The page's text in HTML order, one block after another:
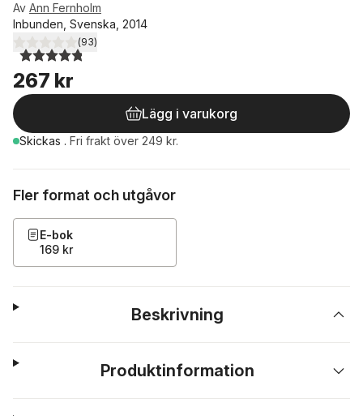
Av Ann Fernholm
Inbunden, Svenska, 2014
4,8utav 5 stjärnor. Totalt antal röster:
(93)
267 kr
Lägg i varukorg
Skickas . Fri frakt över 249 kr.
Fler format och utgåvor
E-bok
169 kr
Beskrivning
Produktinformation